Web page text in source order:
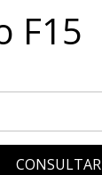
F15
CONSULTAR